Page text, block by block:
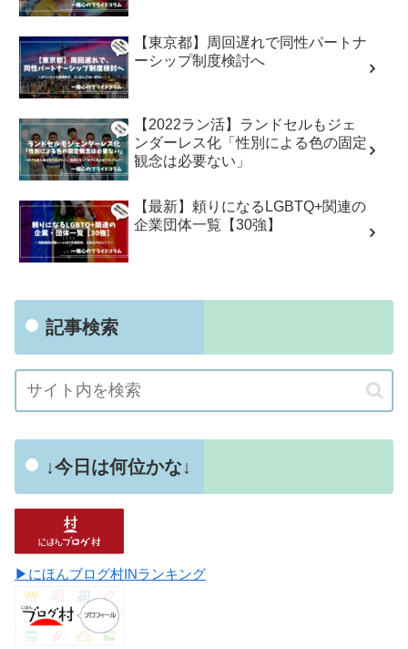
【東京都】周回遅れで同性パートナ
ーシップ制度検討へ
【2022ラン活】ランドセルもジェ
ンダーレス化「性別による色の固定
観念は必要ない」
【最新】頼りになるLGBTQ+関連の
企業団体一覧【30強】
記事検索
↓今日は何位かな↓
▶にほんブログ村INランキング